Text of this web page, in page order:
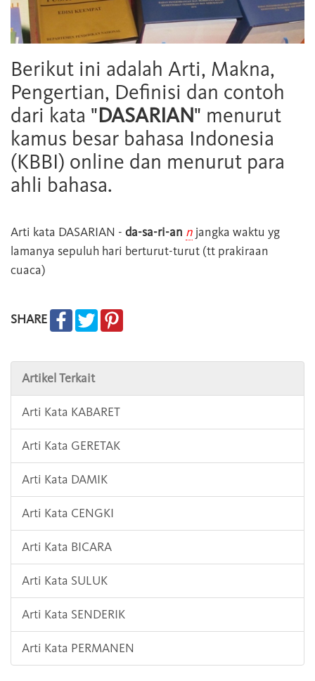
Berikut ini adalah Arti, Makna,
Pengertian, Definisi dan contoh
dari kata "DASARIAN" menurut
kamus besar bahasa Indonesia
(KBBI) online dan menurut para
ahli bahasa.
Arti kata DASARIAN - da-sa-ri-an n jangka waktu yg
lamanya sepuluh hari berturut-turut (tt prakiraan
cuaca)
SHARE
Artikel Terkait
Arti Kata KABARET
Arti Kata GERETAK
Arti Kata DAMIK
Arti Kata CENGKI
Arti Kata BICARA
Arti Kata SULUK
Arti Kata SENDERIK
Arti Kata PERMANEN